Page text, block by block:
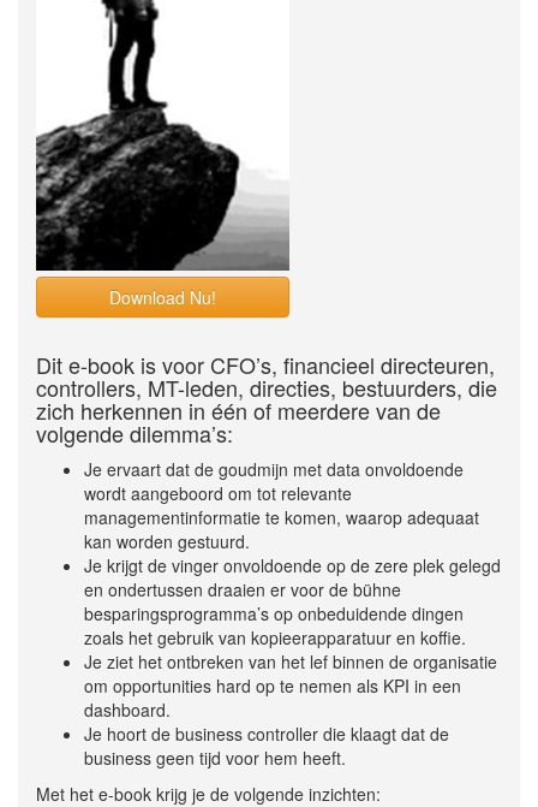
Download Nu!
Dit e-book is voor CFO’s, financieel directeuren,
controllers, MT-leden, directies, bestuurders, die
zich herkennen in één of meerdere van de
volgende dilemma’s:
Je ervaart dat de goudmijn met data onvoldoende
wordt aangeboord om tot relevante
managementinformatie te komen, waarop adequaat
kan worden gestuurd.
Je krijgt de vinger onvoldoende op de zere plek gelegd
en ondertussen draaien er voor de bühne
besparingsprogramma’s op onbeduidende dingen
zoals het gebruik van kopieerapparatuur en koffie.
Je ziet het ontbreken van het lef binnen de organisatie
om opportunities hard op te nemen als KPI in een
dashboard.
Je hoort de business controller die klaagt dat de
business geen tijd voor hem heeft.
Met het e-book krijg je de volgende inzichten: